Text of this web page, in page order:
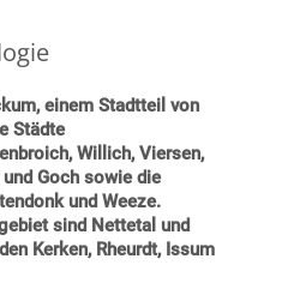
einem Stadtteil von
Städte
Willich, Viersen,
und Goch sowie die
und Weeze.
sind Nettetal und
Kerken, Rheurdt, Issum